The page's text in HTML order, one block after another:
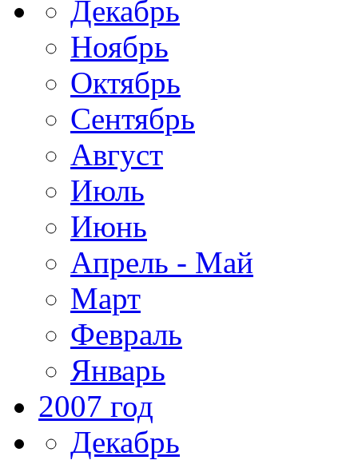
Декабрь
Ноябрь
Октябрь
Сентябрь
Август
Июль
Июнь
Апрель - Май
Март
Февраль
Январь
2007 год
Декабрь